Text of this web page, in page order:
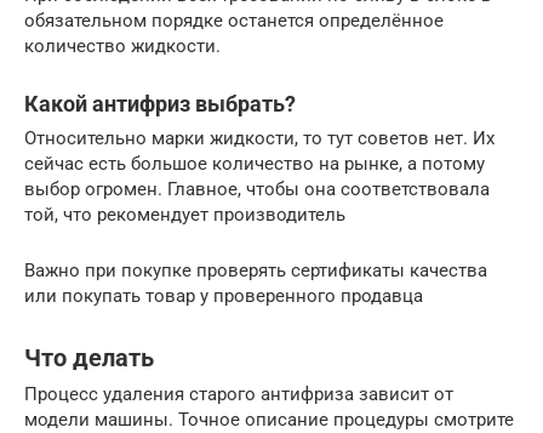
обязательном порядке останется определённое
количество жидкости.
Какой антифриз выбрать?
Относительно марки жидкости, то тут советов нет. Их
сейчас есть большое количество на рынке, а потому
выбор огромен. Главное, чтобы она соответствовала
той, что рекомендует производитель
Важно при покупке проверять сертификаты качества
или покупать товар у проверенного продавца
Что делать
Процесс удаления старого антифриза зависит от
модели машины. Точное описание процедуры смотрите